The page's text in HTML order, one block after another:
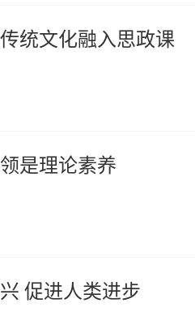
统文化融入思政课
是理论素养
促进人类进步